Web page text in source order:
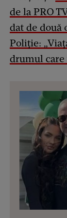
de la PRO
dat de două
Poliție:
drumul care